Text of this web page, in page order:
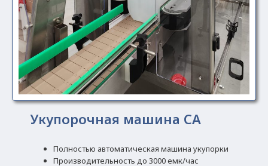
Укупорочная машина CA
Полностью автоматическая машина укупорки
Производительность до 3000 емк/час